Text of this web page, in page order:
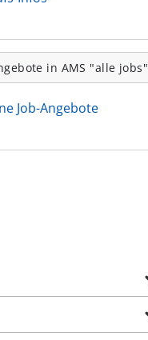
in AMS "alle jobs"
Job-Angebote